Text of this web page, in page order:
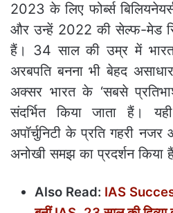
2023 के लिए फोर्ब्स
और उन्हें 2022 की सेल्फ-मेड
हैं। 34 साल की उम्र में
अरबपति बनना भी बेहद
अक्सर भारत के ‘सबसे
संदर्भित किया जाता हैं।
अपॉर्चुनिटी के प्रति गहरी
अनोखी समझ का प्रदर्शन किया
Also Read: IAS